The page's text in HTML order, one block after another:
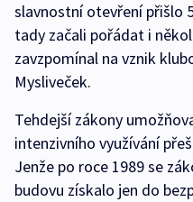
slavnostní otevření přišlo
tady začali pořádat i
zavzpomínal na vznik
Mysliveček.
Tehdejší zákony
intenzivního využívání
Jenže po roce 1989 se
budovu získalo jen do